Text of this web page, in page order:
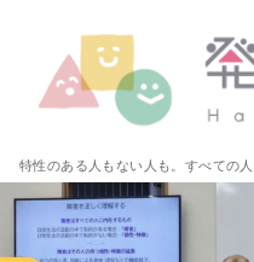
へ
移
特性のある人もない人も。すべての